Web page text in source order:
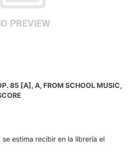
85 [A], A, FROM SCHOOL MUSIC,
estima recibir en la librería el